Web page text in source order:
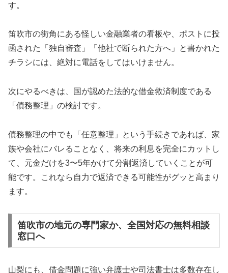
す。
笛吹市の街角にある怪しい金融業者の看板や、ポストに投
函された「独自審査」「他社で断られた方へ」と書かれた
チラシには、絶対に電話をしてはいけません。
次にやるべきは、国が認めた法的な借金救済制度である
「債務整理」の検討です。
債務整理の中でも「任意整理」という手続きであれば、家
族や会社にバレることなく、将来の利息を完全にカットし
て、元金だけを3〜5年かけて分割返済していくことが可
能です。これなら自力で返済できる可能性がグッと高まり
ます。
笛吹市の地元の専門家か、全国対応の無料相談
窓口へ
山梨にも、借金問題に強い弁護士や司法書士は多数存在し